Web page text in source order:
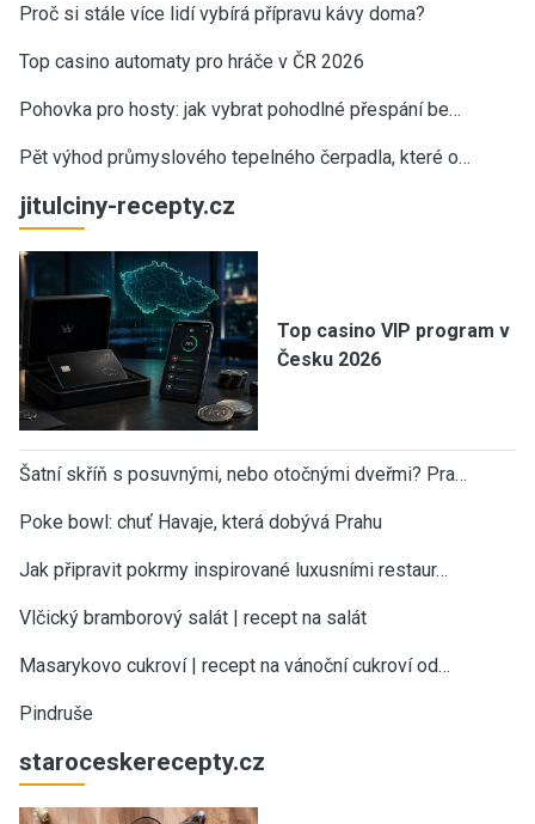
Proč si stále více lidí vybírá přípravu kávy doma?
Top casino automaty pro hráče v ČR 2026
Pohovka pro hosty: jak vybrat pohodlné přespání be…
Pět výhod průmyslového tepelného čerpadla, které o…
jitulciny-recepty.cz
Top casino VIP program v
Česku 2026
Šatní skříň s posuvnými, nebo otočnými dveřmi? Pra…
Poke bowl: chuť Havaje, která dobývá Prahu
Jak připravit pokrmy inspirované luxusními restaur…
Vlčický bramborový salát | recept na salát
Masarykovo cukroví | recept na vánoční cukroví od…
Pindruše
staroceskerecepty.cz